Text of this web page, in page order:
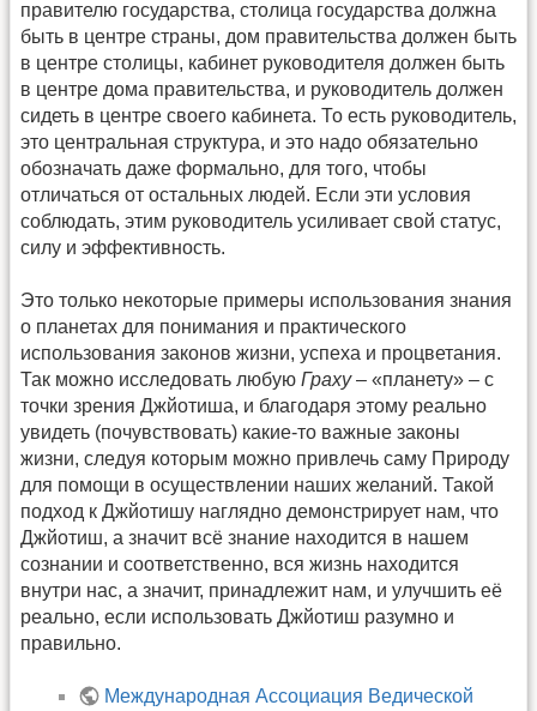
правителю государства, столица государства должна
быть в центре страны, дом правительства должен быть
в центре столицы, кабинет руководителя должен быть
в центре дома правительства, и руководитель должен
сидеть в центре своего кабинета. То есть руководитель,
это центральная структура, и это надо обязательно
обозначать даже формально, для того, чтобы
отличаться от остальных людей. Если эти условия
соблюдать, этим руководитель усиливает свой статус,
силу и эффективность.
Это только некоторые примеры использования знания
о планетах для понимания и практического
использования законов жизни, успеха и процветания.
Так можно исследовать любую Граху– «планету» – с
точки зрения Джйотиша, и благодаря этому реально
увидеть (почувствовать) какие-то важные законы
жизни, следуя которым можно привлечь саму Природу
для помощи в осуществлении наших желаний. Такой
подход к Джйотишу наглядно демонстрирует нам, что
Джйотиш, а значит всё знание находится в нашем
сознании и соответственно, вся жизнь находится
внутри нас, а значит, принадлежит нам, и улучшить её
реально, если использовать Джйотиш разумно и
правильно.
Международная Ассоциация Ведической